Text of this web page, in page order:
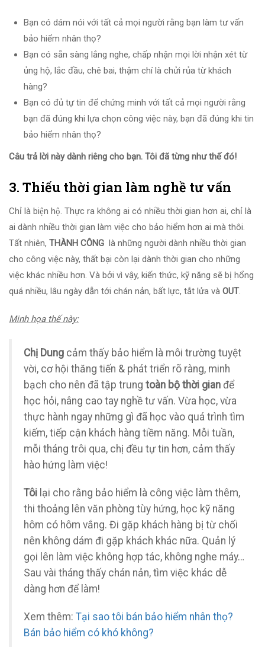
Bạn có dám nói với tất cả mọi người rằng bạn làm tư vấn
bảo hiểm nhân thọ?
Bạn có sẵn sàng lắng nghe, chấp nhận mọi lời nhận xét từ
ủng hộ, lắc đầu, chê bai, thậm chí là chửi rủa từ khách
hàng?
Bạn có đủ tự tin để chứng minh với tất cả mọi người rằng
bạn đã đúng khi lựa chọn công việc này, bạn đã đúng khi tin
bảo hiểm nhân thọ?
Câu trả lời này dành riêng cho bạn. Tôi đã từng như thế đó!
3. Thiếu thời gian làm nghề tư vấn
Chỉ là biện hộ. Thực ra không ai có nhiều thời gian hơn ai, chỉ là
ai dành nhiều thời gian làm việc cho bảo hiểm hơn ai mà thôi.
Tất nhiên, THÀNH CÔNG là những người dành nhiều thời gian
cho công việc này, thất bại còn lại dành thời gian cho những
việc khác nhiều hơn. Và bởi vì vậy, kiến thức, kỹ năng sẽ bị hổng
quá nhiều, lâu ngày dẫn tới chán nản, bất lực, tắt lửa và OUT.
Minh họa thế này:
Chị Dung cảm thấy bảo hiểm là môi trường tuyệt
vời, cơ hội thăng tiến & phát triển rõ ràng, minh
bạch cho nên đã tập trung toàn bộ thời gian để
học hỏi, nâng cao tay nghề tư vấn. Vừa học, vừa
thực hành ngay những gì đã học vào quá trình tìm
kiếm, tiếp cận khách hàng tiềm năng. Mỗi tuần,
mỗi tháng trôi qua, chị đều tự tin hơn, cảm thấy
hào hứng làm việc!
Tôi lại cho rằng bảo hiểm là công việc làm thêm,
thi thoảng lên văn phòng tùy hứng, học kỹ năng
hôm có hôm vắng. Đi gặp khách hàng bị từ chối
nên không dám đi gặp khách khác nữa. Quản lý
gọi lên làm việc không hợp tác, không nghe máy…
Sau vài tháng thấy chán nản, tìm việc khác dễ
dàng hơn để làm!
Xem thêm: Tại sao tôi bán bảo hiểm nhân thọ?
Bán bảo hiểm có khó không?